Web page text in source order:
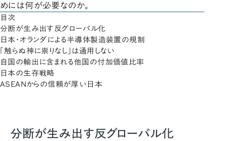
めには何が必要なのか。
目次
分断が生み出す反グローバル化
日本・オランダによる半導体製造装置の規制
「触らぬ神に祟りなし」は通用しない
自国の輸出に含まれる他国の付加価値比率
日本の生存戦略
ASEANからの信頼が厚い日本
分断が生み出す反グローバル化